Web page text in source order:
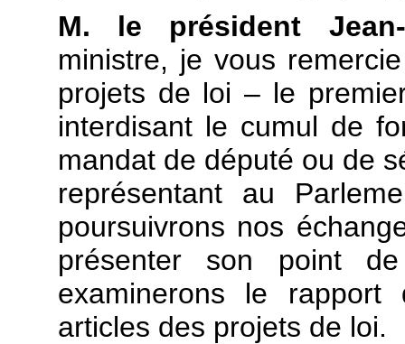
M. le président Jean-
ministre, je vous
projets de loi – le
interdisant le cumul de
mandat de député ou de
représentant au
poursuivrons nos
présenter son point
examinerons le
articles des projets de loi.